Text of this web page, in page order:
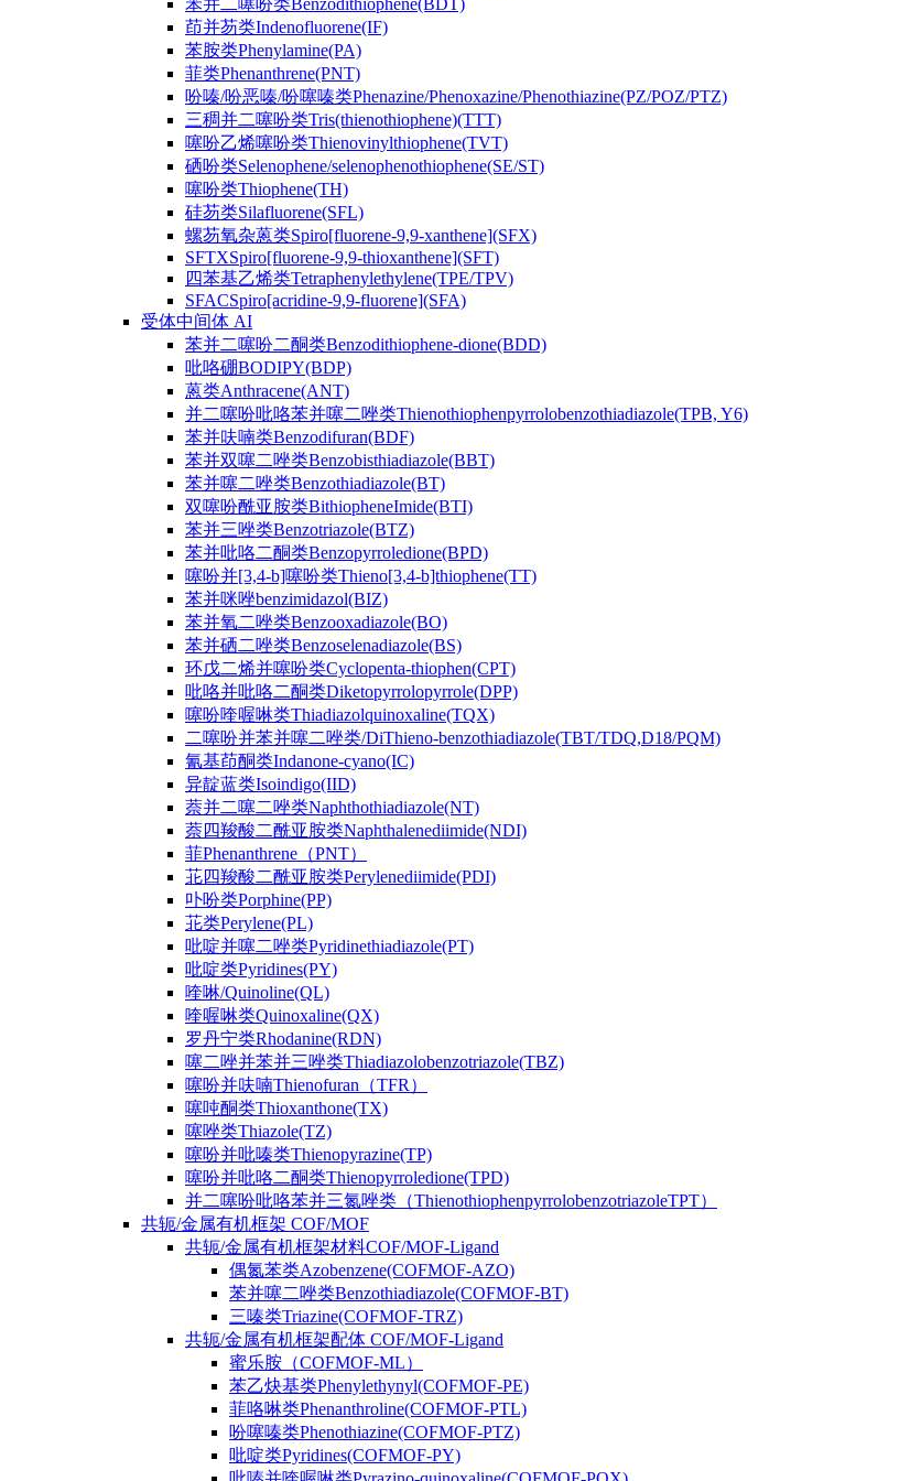
苯并二噻吩类Benzodithiophene(BDT)
茚并芴类Indenofluorene(IF)
苯胺类Phenylamine(PA)
菲类Phenanthrene(PNT)
吩嗪/吩恶嗪/吩噻嗪类Phenazine/Phenoxazine/Phenothiazine(PZ/POZ/PTZ)
三稠并二噻吩类Tris(thienothiophene)(TTT)
噻吩乙烯噻吩类Thienovinylthiophene(TVT)
硒吩类Selenophene/selenophenothiophene(SE/ST)
噻吩类Thiophene(TH)
硅芴类Silafluorene(SFL)
螺芴氧杂蒽类Spiro[fluorene-9,9-xanthene](SFX)
SFTXSpiro[fluorene-9,9-thioxanthene](SFT)
四苯基乙烯类Tetraphenylethylene(TPE/TPV)
SFACSpiro[acridine-9,9-fluorene](SFA)
受体中间体 AI
苯并二噻吩二酮类Benzodithiophene-dione(BDD)
吡咯硼BODIPY(BDP)
蒽类Anthracene(ANT)
并二噻吩吡咯苯并噻二唑类Thienothiophenpyrrolobenzothiadiazole(TPB, Y6)
苯并呋喃类Benzodifuran(BDF)
苯并双噻二唑类Benzobisthiadiazole(BBT)
苯并噻二唑类Benzothiadiazole(BT)
双噻吩酰亚胺类BithiopheneImide(BTI)
苯并三唑类Benzotriazole(BTZ)
苯并吡咯二酮类Benzopyrroledione(BPD)
噻吩并[3,4-b]噻吩类Thieno[3,4-b]thiophene(TT)
苯并咪唑benzimidazol(BIZ)
苯并氧二唑类Benzooxadiazole(BO)
苯并硒二唑类Benzoselenadiazole(BS)
环戊二烯并噻吩类Cyclopenta-thiophen(CPT)
吡咯并吡咯二酮类Diketopyrrolopyrrole(DPP)
噻吩喹喔啉类Thiadiazolquinoxaline(TQX)
二噻吩并苯并噻二唑类/DiThieno-benzothiadiazole(TBT/TDQ,D18/PQM)
氰基茚酮类Indanone-cyano(IC)
异靛蓝类Isoindigo(IID)
萘并二噻二唑类Naphthothiadiazole(NT)
萘四羧酸二酰亚胺类Naphthalenediimide(NDI)
菲Phenanthrene（PNT）
苝四羧酸二酰亚胺类Perylenediimide(PDI)
卟吩类Porphine(PP)
苝类Perylene(PL)
吡啶并噻二唑类Pyridinethiadiazole(PT)
吡啶类Pyridines(PY)
喹啉/Quinoline(QL)
喹喔啉类Quinoxaline(QX)
罗丹宁类Rhodanine(RDN)
噻二唑并苯并三唑类Thiadiazolobenzotriazole(TBZ)
噻吩并呋喃Thienofuran（TFR）
噻吨酮类Thioxanthone(TX)
噻唑类Thiazole(TZ)
噻吩并吡嗪类Thienopyrazine(TP)
噻吩并吡咯二酮类Thienopyrroledione(TPD)
并二噻吩吡咯苯并三氮唑类（ThienothiophenpyrrolobenzotriazoleTPT）
共轭/金属有机框架 COF/MOF
共轭/金属有机框架材料COF/MOF-Ligand
偶氮苯类Azobenzene(COFMOF-AZO)
苯并噻二唑类Benzothiadiazole(COFMOF-BT)
三嗪类Triazine(COFMOF-TRZ)
共轭/金属有机框架配体 COF/MOF-Ligand
蜜乐胺（COFMOF-ML）
苯乙炔基类Phenylethynyl(COFMOF-PE)
菲咯啉类Phenanthroline(COFMOF-PTL)
吩噻嗪类Phenothiazine(COFMOF-PTZ)
吡啶类Pyridines(COFMOF-PY)